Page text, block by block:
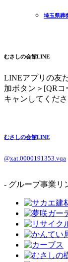
埼玉県葬
むさしの会館LINE
LINEアプリの友
加ボタン＞[QR
キャンしてくださ
むさしの会館LINE
@xat.0000191353.vqa
- グループ事業リ